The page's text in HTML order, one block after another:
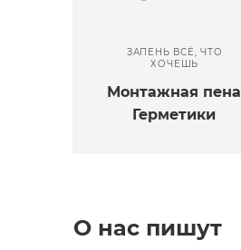
ЗАПЕНЬ ВСЁ, ЧТО
ХОЧЕШЬ
Монтажная пена
Герметики
О нас пишут